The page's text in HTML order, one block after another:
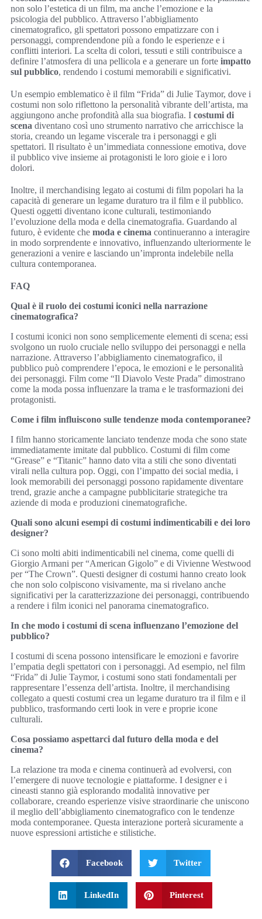
non solo l’estetica di un film, ma anche l’emozione e la
psicologia del pubblico. Attraverso l’abbigliamento
cinematografico, gli spettatori possono empatizzare con i
personaggi, comprendendone più a fondo le esperienze e i
conflitti interiori. La scelta di colori, tessuti e stili contribuisce a
definire l’atmosfera di una pellicola e a generare un forte impatto
sul pubblico, rendendo i costumi memorabili e significativi.
Un esempio emblematico è il film “Frida” di Julie Taymor, dove i
costumi non solo riflettono la personalità vibrante dell’artista, ma
aggiungono anche profondità alla sua biografia. I costumi di
scena diventano così uno strumento narrativo che arricchisce la
storia, creando un legame viscerale tra i personaggi e gli
spettatori. Il risultato è un’immediata connessione emotiva, dove
il pubblico vive insieme ai protagonisti le loro gioie e i loro
dolori.
Inoltre, il merchandising legato ai costumi di film popolari ha la
capacità di generare un legame duraturo tra il film e il pubblico.
Questi oggetti diventano icone culturali, testimoniando
l’evoluzione della moda e della cinematografia. Guardando al
futuro, è evidente che moda e cinema continueranno a interagire
in modo sorprendente e innovativo, influenzando ulteriormente le
generazioni a venire e lasciando un’impronta indelebile nella
cultura contemporanea.
FAQ
Qual è il ruolo dei costumi iconici nella narrazione
cinematografica?
I costumi iconici non sono semplicemente elementi di scena; essi
svolgono un ruolo cruciale nello sviluppo dei personaggi e nella
narrazione. Attraverso l’abbigliamento cinematografico, il
pubblico può comprendere l’epoca, le emozioni e le personalità
dei personaggi. Film come “Il Diavolo Veste Prada” dimostrano
come la moda possa influenzare la trama e le trasformazioni dei
protagonisti.
Come i film influiscono sulle tendenze moda contemporanee?
I film hanno storicamente lanciato tendenze moda che sono state
immediatamente imitate dal pubblico. Costumi di film come
“Grease” e “Titanic” hanno dato vita a stili che sono diventati
virali nella cultura pop. Oggi, con l’impatto dei social media, i
look memorabili dei personaggi possono rapidamente diventare
trend, grazie anche a campagne pubblicitarie strategiche tra
aziende di moda e produzioni cinematografiche.
Quali sono alcuni esempi di costumi indimenticabili e dei loro
designer?
Ci sono molti abiti indimenticabili nel cinema, come quelli di
Giorgio Armani per “American Gigolo” e di Vivienne Westwood
per “The Crown”. Questi designer di costumi hanno creato look
che non solo colpiscono visivamente, ma si rivelano anche
significativi per la caratterizzazione dei personaggi, contribuendo
a rendere i film iconici nel panorama cinematografico.
In che modo i costumi di scena influenzano l’emozione del
pubblico?
I costumi di scena possono intensificare le emozioni e favorire
l’empatia degli spettatori con i personaggi. Ad esempio, nel film
“Frida” di Julie Taymor, i costumi sono stati fondamentali per
rappresentare l’essenza dell’artista. Inoltre, il merchandising
collegato a questi costumi crea un legame duraturo tra il film e il
pubblico, trasformando certi look in vere e proprie icone
culturali.
Cosa possiamo aspettarci dal futuro della moda e del
cinema?
La relazione tra moda e cinema continuerà ad evolversi, con
l’emergere di nuove tecnologie e piattaforme. I designer e i
cineasti stanno già esplorando modalità innovative per
collaborare, creando esperienze visive straordinarie che uniscono
il meglio dell’abbigliamento cinematografico con le tendenze
moda contemporanee. Questa interazione porterà sicuramente a
nuove espressioni artistiche e stilistiche.
Facebook Twitter
LinkedIn Pinterest